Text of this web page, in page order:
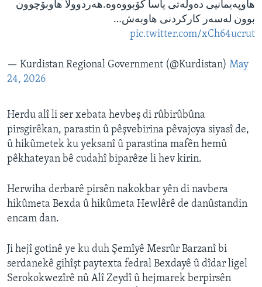
هاوپەیمانیی دەوڵەتی یاسا کۆبووەوە.هەردوولا هاوبۆچوون
بوون لەسەر کارکردنی هاوبەش…
pic.twitter.com/xCh64ucrut
— Kurdistan Regional Government (@Kurdistan) May
24, 2026
Herdu alî li ser xebata hevbeş di rûbirûbûna
pirsgirêkan, parastin û pêşvebirina pêvajoya siyasî de,
û hikûmetek ku yeksanî û parastina mafên hemû
pêkhateyan bê cudahî biparêze li hev kirin.
Herwiha derbarê pirsên nakokbar yên di navbera
hikûmeta Bexda û hikûmeta Hewlêrê de danûstandin
encam dan.
Ji hejî gotinê ye ku duh Şemîyê Mesrûr Barzanî bi
serdanekê gihîşt paytexta fedral Bexdayê û dîdar ligel
Serokokwezîrê nû Alî Zeydî û hejmarek berpirsên